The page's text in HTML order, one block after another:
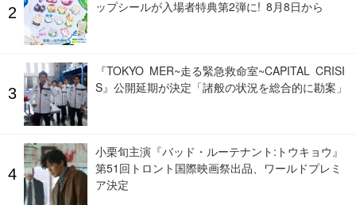
ップシールが入場者特典第2弾に! 8月8日から
『TOKYO MER~走る緊急救命室~CAPITAL CRISI
S』公開延期が決定「諸般の状況を総合的に勘案」
小栗旬主演『バッド・ルーテナント:トウキョウ』
第51回トロント国際映画祭出品、ワールドプレミ
ア決定